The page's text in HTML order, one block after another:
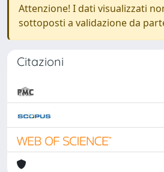
Attenzione! I dati visualizzati
sottoposti a validazione da
Citazioni